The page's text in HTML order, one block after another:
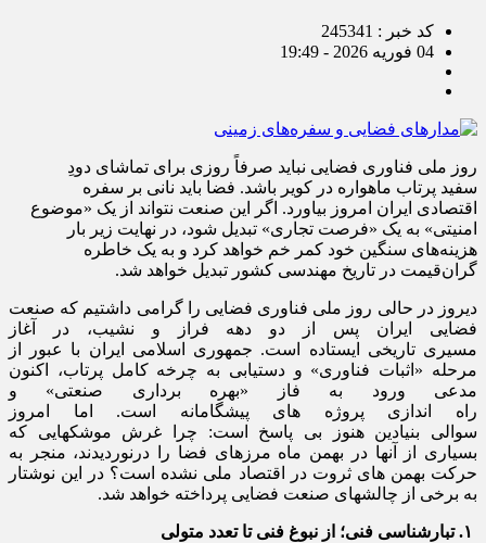
کد خبر : 245341
04 فوریه 2026 - 19:49
روز ملی فناوری فضایی نباید صرفاً روزی برای تماشای دودِ
سفید پرتاب ماهواره در کویر باشد. فضا باید نانی بر سفره
اقتصادی ایران امروز بیاورد. اگر این صنعت نتواند از یک «موضوع
امنیتی» به یک «فرصت تجاری» تبدیل شود، در نهایت زیر بار
هزینه‌های سنگین خود کمر خم خواهد کرد و به یک خاطره
گران‌قیمت در تاریخ مهندسی کشور تبدیل خواهد شد.
دیروز در حالی روز ملی فناوری فضایی را گرامی داشتیم که صنعت
فضایی ایران پس از دو دهه فراز و نشیب، در آغاز
مسیری تاریخی ایستاده است. جمهوری اسلامی ایران با عبور از
مرحله «اثبات فناوری» و دستیابی به چرخه کامل پرتاب، اکنون
مدعی ورود به فاز «بهره ‌برداری صنعتی» و
راه اندازی پروژه های پیشگامانه است. اما امروز
سوالی بنیادین هنوز بی پاسخ است: چرا غرش موشکهایی که
بسیاری از آنها در بهمن ماه مرزهای فضا را درنوردیدند، منجر به
حرکت بهمن ‌های ثروت در اقتصاد ملی نشده است؟ در این نوشتار
به برخی از چالشهای صنعت فضایی پرداخته خواهد شد.
​۱.تبارشناسی فنی؛ از نبوغ فنی تا تعدد متولی